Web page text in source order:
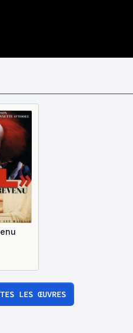
LES ŒUVRES